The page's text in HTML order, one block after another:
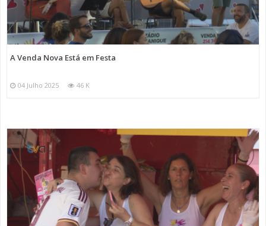
A Venda Nova Está em Festa
04 Julho 2025 46 K